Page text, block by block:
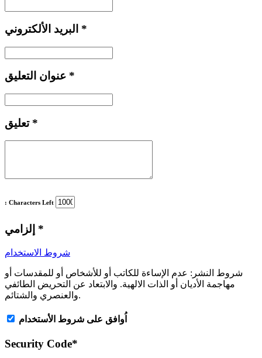
*
*
تعليق *
: Characters Left
*
شروط الاستخدام
شروط النشر: عدم الإساءة للكاتب أو للأشخاص أو للمقدسات أو
مهاجمة الأديان أو الذات الالهية. والابتعاد عن التحريض الطائفي
والعنصري والشتائم.
اُوافق على شروط الأستخدام
Security Code*